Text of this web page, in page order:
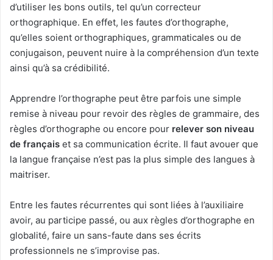
d’utiliser les bons outils, tel qu’un correcteur
orthographique. En effet, les fautes d’orthographe,
qu’elles soient orthographiques, grammaticales ou de
conjugaison, peuvent nuire à la compréhension d’un texte
ainsi qu’à sa crédibilité.
Apprendre l’orthographe peut être parfois une simple
remise à niveau pour revoir des règles de grammaire, des
règles d’orthographe ou encore pour relever son niveau
de français et sa communication écrite. Il faut avouer que
la langue française n’est pas la plus simple des langues à
maitriser.
Entre les fautes récurrentes qui sont liées à l’auxiliaire
avoir, au participe passé, ou aux règles d’orthographe en
globalité, faire un sans-faute dans ses écrits
professionnels ne s’improvise pas.